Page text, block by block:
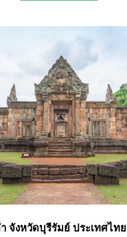
ยามหากษัตริย์ศึก
จังหวัดบุรีรัมย์ ประเทศไทย